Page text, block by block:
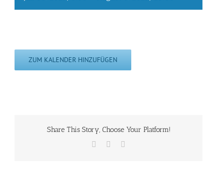
ZUM KALENDER HINZUFÜGEN
Share This Story, Choose Your Platform!
FacebookWhatsApp